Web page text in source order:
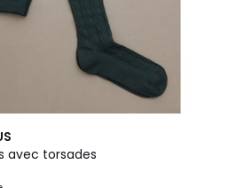
Collants avec torsades